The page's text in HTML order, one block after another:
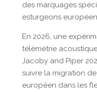
des marquages
esturgeons
En 2026, une
télémétrie
Jacoby and Piper
suivre la migration
européen dans les